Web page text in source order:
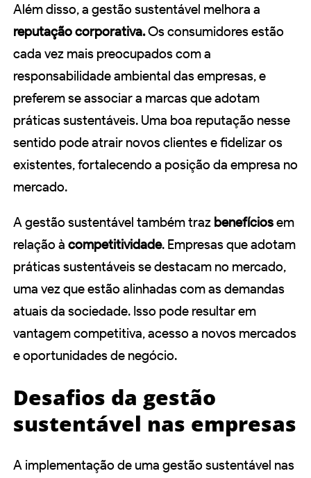
Além disso, a gestão sustentável melhora a
reputação corporativa.Os consumidores estão
cada vez mais preocupados com a
responsabilidade ambiental das empresas, e
preferem se associar a marcas que adotam
práticas sustentáveis. Uma boa reputação nesse
sentido pode atrair novos clientes e fidelizar os
existentes, fortalecendo a posição da empresa no
mercado.
A gestão sustentável também traz benefíciosem
relação à competitividade. Empresas que adotam
práticas sustentáveis se destacam no mercado,
uma vez que estão alinhadas com as demandas
atuais da sociedade. Isso pode resultar em
vantagem competitiva, acesso a novos mercados
e oportunidades de negócio.
Desafios da gestão
sustentável nas empresas
A implementação de uma gestão sustentável nas